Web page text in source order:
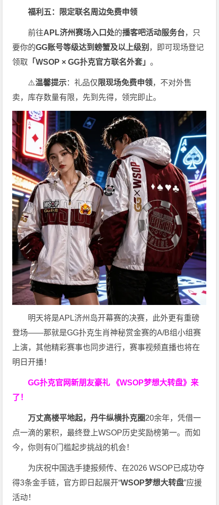
福利五：限定联名周边免费申领
前往APL济州赛场入口处的播客吧活动服务台，只
要你的GG账号等级达到螃蟹及以上级别 ，即可现场登记
领取 「WSOP × GG扑克官方联名外套」。
⚠️温馨提示：礼品仅 限现场免费申领，不对外售
卖，库存数量有限，先到先得，领完即止。
明天将是APL济州岛开幕赛的决赛，此外更有重磅
登场——那就是GG扑克生肖神秘赏金赛的A/B组小组赛
上演，其他精彩赛事也同步进行，赛事视频直播也将在
明日开播！
GG扑克官网新朋友豪礼
《WSOP梦想大转盘》来
了！
万丈高楼平地起，丹牛纵横扑克圈20余年，凭借一
点一滴的累积，最终登上WSOP历史奖励榜第一。而如
今，你则有0门槛起步挑战的机会！
为庆祝中国选手捷报频传、在2026 WSOP已成功夺
得3条金手链，官方即日起展开“WSOP梦想大转盘”应援
活动！